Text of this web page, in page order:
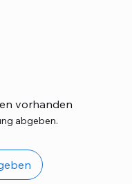
vorhanden
abgeben.